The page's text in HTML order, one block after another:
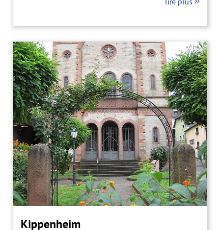
pays, l'offre culturelle vairée ainsi que les activités
vacances convoité.
Kippenheim